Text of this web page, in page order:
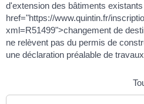
d'extension des bâtiments
href="https://www.quintin.fr/
xml=R51499">changement de
ne relèvent pas du permis de
une déclaration préalable de